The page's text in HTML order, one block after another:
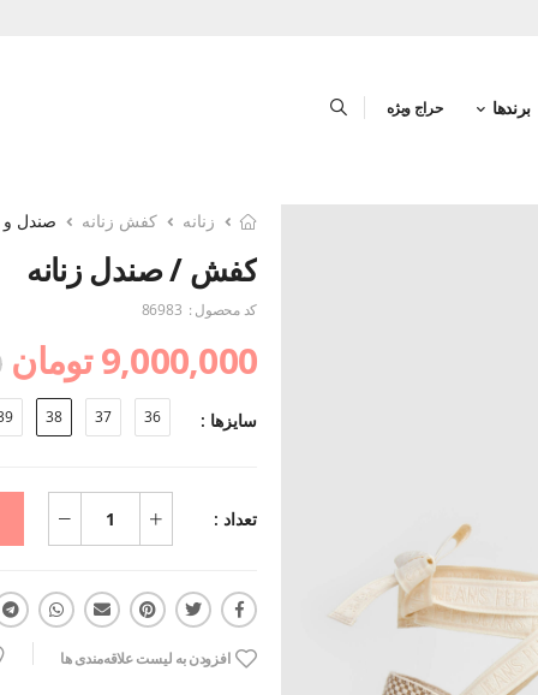
برندها حراج ویژه
زنانه کفش زنانه صندل و
کفش / صندل زنانه
کد محصول : 86983
9,000,000 تومان
سایزها : 36
37
38
تعداد :
افزودن به لیست علاقه‌مندی ها